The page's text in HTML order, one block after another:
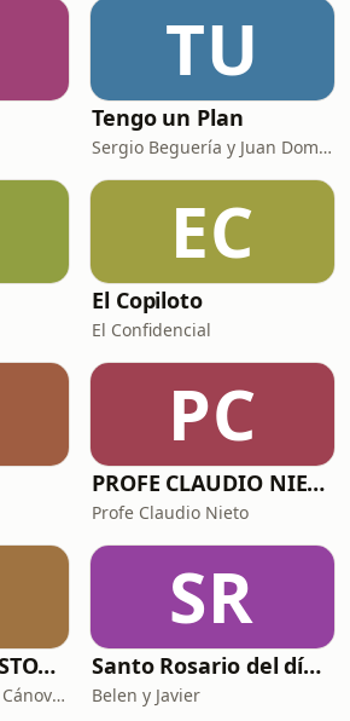
TU
Tengo un Plan
Sergio Beguería y Juan Domínguez
EC
El Copiloto
El Confidencial
PC
PROFE CLAUDIO NIETO
Profe Claudio Nieto
RECORTES DE HISTORIA Y CIENCIA
Fernando Marmaneu Cánovas
SR
Santo Rosario del día. 🙏 Reza con nosotros en castellano 🇪🇸
Belen y Javier